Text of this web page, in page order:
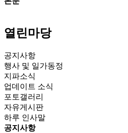
열린마당
공지사항
행사 및 일가동정
지파소식
업데이트 소식
포토갤러리
자유게시판
하루 인사말
공지사항